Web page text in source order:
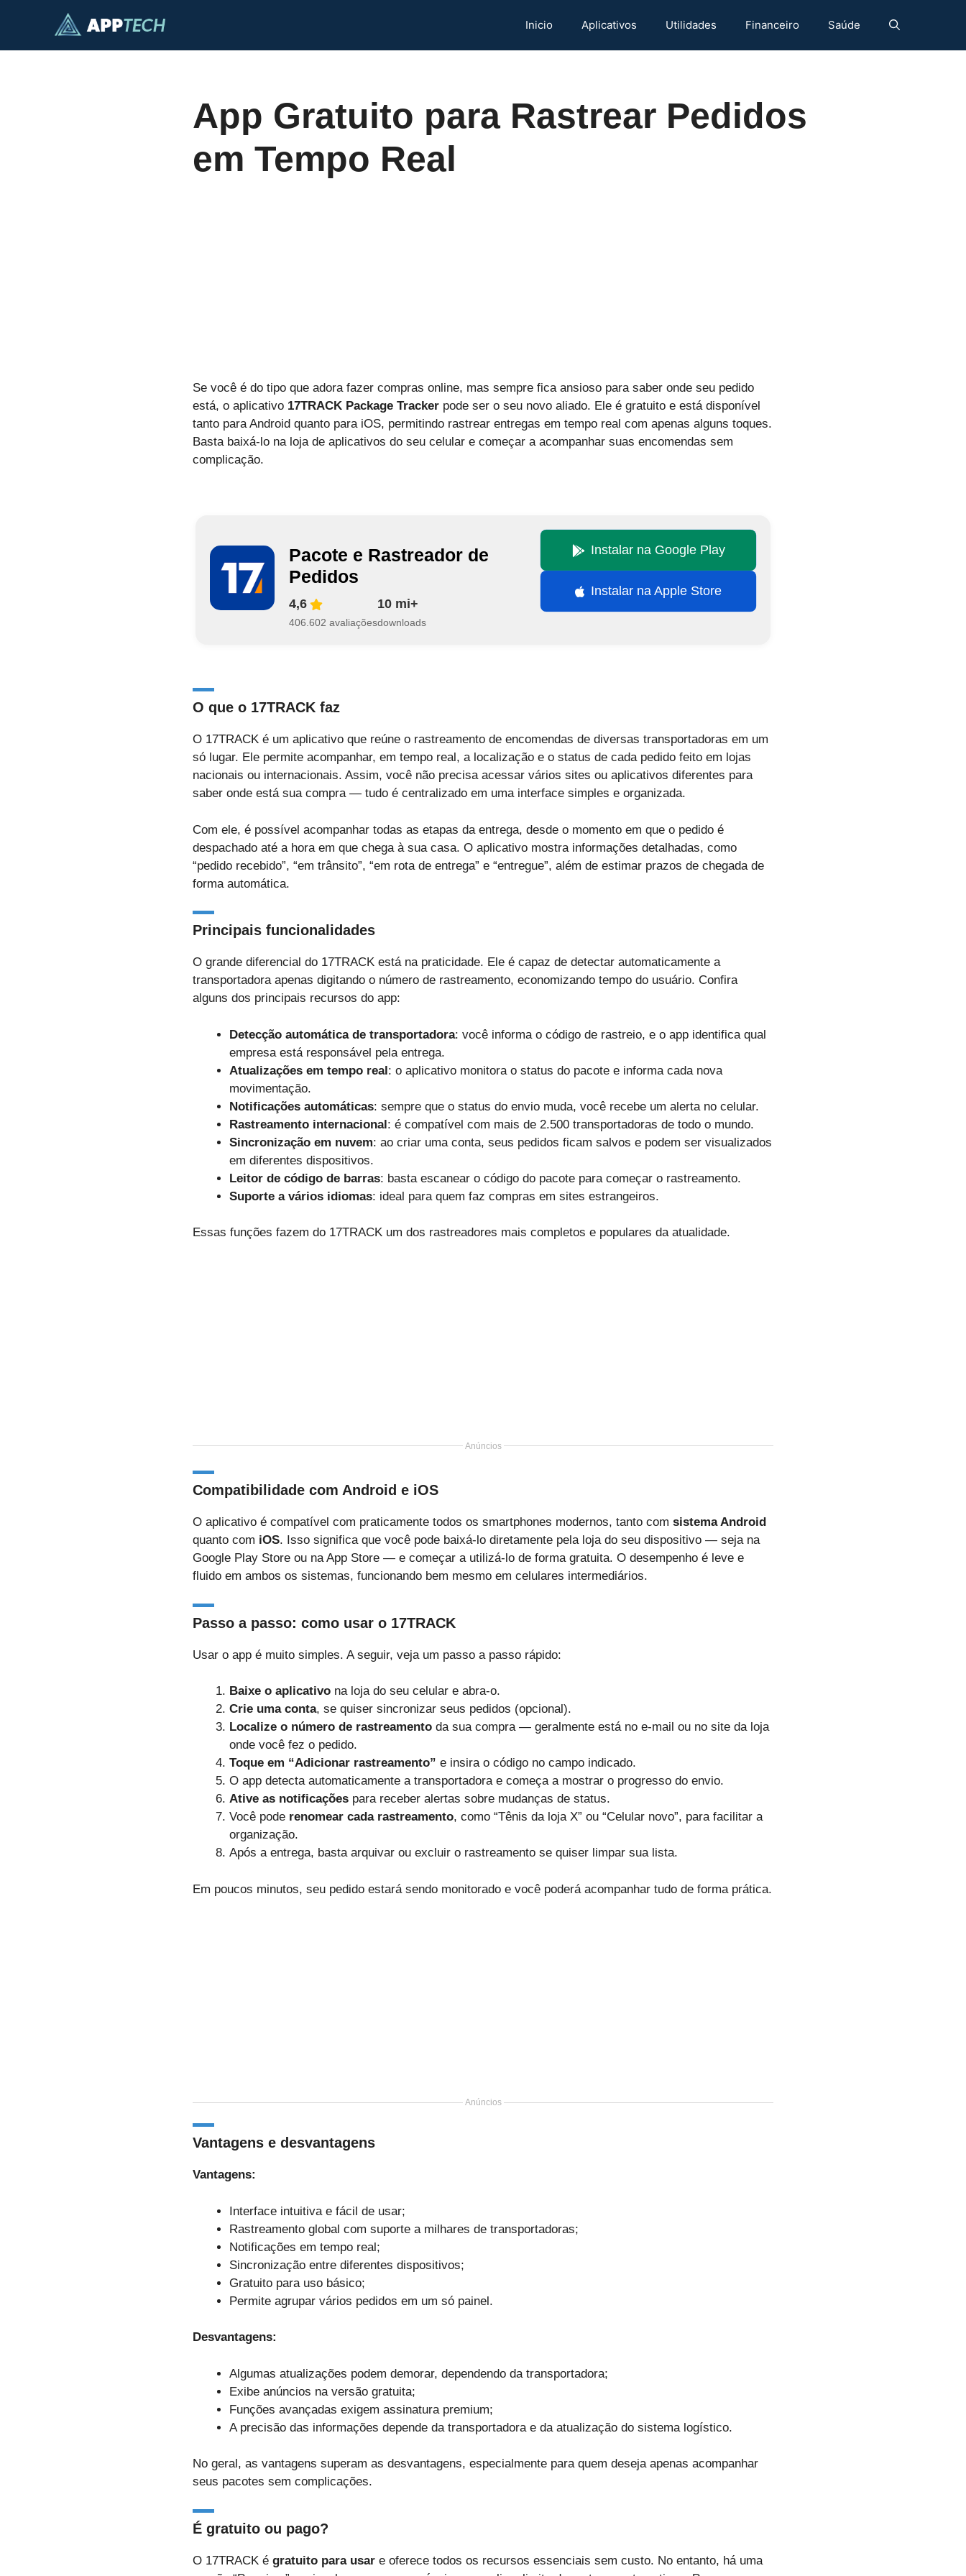
Inicio Aplicativos Utilidades Financeiro Saúde
App Gratuito para Rastrear Pedidos
em Tempo Real
Se você é do tipo que adora fazer compras online, mas sempre fica ansioso para saber onde seu pedido
está, o aplicativo 17TRACK Package Tracker pode ser o seu novo aliado. Ele é gratuito e está disponível
tanto para Android quanto para iOS, permitindo rastrear entregas em tempo real com apenas alguns toques.
Basta baixá-lo na loja de aplicativos do seu celular e começar a acompanhar suas encomendas sem
complicação.
Pacote e Rastreador de
Pedidos
4,6
406.602 avaliações
10 mi+
downloads
Instalar na Google Play
Instalar na Apple Store
O que o 17TRACK faz
O 17TRACK é um aplicativo que reúne o rastreamento de encomendas de diversas transportadoras em um
só lugar. Ele permite acompanhar, em tempo real, a localização e o status de cada pedido feito em lojas
nacionais ou internacionais. Assim, você não precisa acessar vários sites ou aplicativos diferentes para
saber onde está sua compra — tudo é centralizado em uma interface simples e organizada.
Com ele, é possível acompanhar todas as etapas da entrega, desde o momento em que o pedido é
despachado até a hora em que chega à sua casa. O aplicativo mostra informações detalhadas, como
“pedido recebido”, “em trânsito”, “em rota de entrega” e “entregue”, além de estimar prazos de chegada de
forma automática.
Principais funcionalidades
O grande diferencial do 17TRACK está na praticidade. Ele é capaz de detectar automaticamente a
transportadora apenas digitando o número de rastreamento, economizando tempo do usuário. Confira
alguns dos principais recursos do app:
Detecção automática de transportadora: você informa o código de rastreio, e o app identifica qual
empresa está responsável pela entrega.
Atualizações em tempo real: o aplicativo monitora o status do pacote e informa cada nova
movimentação.
Notificações automáticas: sempre que o status do envio muda, você recebe um alerta no celular.
Rastreamento internacional: é compatível com mais de 2.500 transportadoras de todo o mundo.
Sincronização em nuvem: ao criar uma conta, seus pedidos ficam salvos e podem ser visualizados
em diferentes dispositivos.
Leitor de código de barras: basta escanear o código do pacote para começar o rastreamento.
Suporte a vários idiomas: ideal para quem faz compras em sites estrangeiros.
Essas funções fazem do 17TRACK um dos rastreadores mais completos e populares da atualidade.
Anúncios
Compatibilidade com Android e iOS
O aplicativo é compatível com praticamente todos os smartphones modernos, tanto com sistema Android
quanto com iOS. Isso significa que você pode baixá-lo diretamente pela loja do seu dispositivo — seja na
Google Play Store ou na App Store — e começar a utilizá-lo de forma gratuita. O desempenho é leve e
fluido em ambos os sistemas, funcionando bem mesmo em celulares intermediários.
Passo a passo: como usar o 17TRACK
Usar o app é muito simples. A seguir, veja um passo a passo rápido:
Baixe o aplicativo na loja do seu celular e abra-o.
Crie uma conta, se quiser sincronizar seus pedidos (opcional).
Localize o número de rastreamento da sua compra — geralmente está no e-mail ou no site da loja
onde você fez o pedido.
Toque em “Adicionar rastreamento” e insira o código no campo indicado.
O app detecta automaticamente a transportadora e começa a mostrar o progresso do envio.
Ative as notificações para receber alertas sobre mudanças de status.
Você pode renomear cada rastreamento, como “Tênis da loja X” ou “Celular novo”, para facilitar a
organização.
Após a entrega, basta arquivar ou excluir o rastreamento se quiser limpar sua lista.
Em poucos minutos, seu pedido estará sendo monitorado e você poderá acompanhar tudo de forma prática.
Anúncios
Vantagens e desvantagens
Vantagens:
Interface intuitiva e fácil de usar;
Rastreamento global com suporte a milhares de transportadoras;
Notificações em tempo real;
Sincronização entre diferentes dispositivos;
Gratuito para uso básico;
Permite agrupar vários pedidos em um só painel.
Desvantagens:
Algumas atualizações podem demorar, dependendo da transportadora;
Exibe anúncios na versão gratuita;
Funções avançadas exigem assinatura premium;
A precisão das informações depende da transportadora e da atualização do sistema logístico.
No geral, as vantagens superam as desvantagens, especialmente para quem deseja apenas acompanhar
seus pacotes sem complicações.
É gratuito ou pago?
O 17TRACK é gratuito para usar e oferece todos os recursos essenciais sem custo. No entanto, há uma